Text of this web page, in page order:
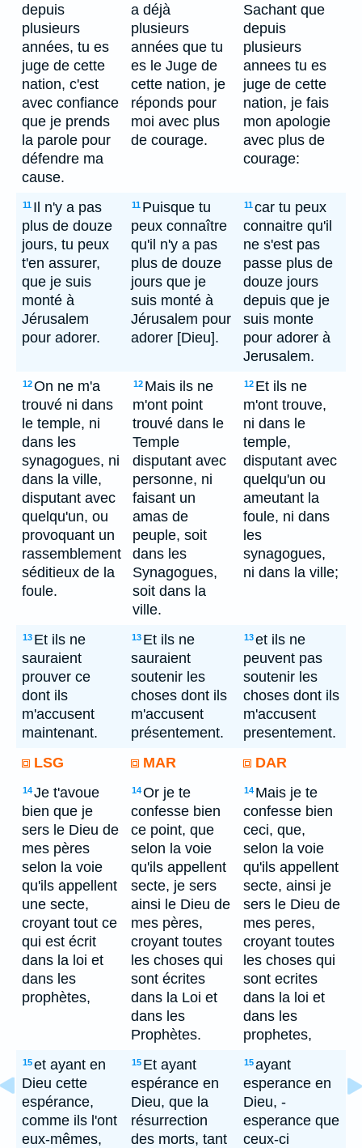
depuis
plusieurs
années, tu es
juge de cette
nation, c'est
avec confiance
que je prends
la parole pour
défendre ma
cause.
a déjà
plusieurs
années que tu
es le Juge de
cette nation, je
réponds pour
moi avec plus
de courage.
Sachant que
depuis
plusieurs
annees tu es
juge de cette
nation, je fais
mon apologie
avec plus de
courage:
11 Il n'y a pas
plus de douze
jours, tu peux
t'en assurer,
que je suis
monté à
Jérusalem
pour adorer.
11 Puisque tu
peux connaître
qu'il n'y a pas
plus de douze
jours que je
suis monté à
Jérusalem pour
adorer [Dieu].
11car tu peux
connaitre qu'il
ne s'est pas
passe plus de
douze jours
depuis que je
suis monte
pour adorer à
Jerusalem.
12On ne m'a
trouvé ni dans
le temple, ni
dans les
synagogues, ni
dans la ville,
disputant avec
quelqu'un, ou
provoquant un
rassemblement
séditieux de la
foule.
12 Mais ils ne
m'ont point
trouvé dans le
Temple
disputant avec
personne, ni
faisant un
amas de
peuple, soit
dans les
Synagogues,
soit dans la
ville.
12 Et ils ne
m'ont trouve,
ni dans le
temple,
disputant avec
quelqu'un ou
ameutant la
foule, ni dans
les
synagogues,
ni dans la ville;
13 Et ils ne
sauraient
prouver ce
dont ils
m'accusent
maintenant.
13 Et ils ne
sauraient
soutenir les
choses dont ils
m'accusent
présentement.
13et ils ne
peuvent pas
soutenir les
choses dont ils
m'accusent
presentement.
LSG
MAR DAR
14Je t'avoue
bien que je
sers le Dieu de
mes pères
selon la voie
qu'ils appellent
une secte,
croyant tout ce
qui est écrit
dans la loi et
dans les
prophètes,
14Or je te
confesse bien
ce point, que
selon la voie
qu'ils appellent
secte, je sers
ainsi le Dieu de
mes pères,
croyant toutes
les choses qui
sont écrites
dans la Loi et
dans les
Prophètes.
14 Mais je te
confesse bien
ceci, que,
selon la voie
qu'ils appellent
secte, ainsi je
sers le Dieu de
mes peres,
croyant toutes
les choses qui
sont ecrites
dans la loi et
dans les
prophetes,
15et ayant en
Dieu cette
espérance,
comme ils l'ont
eux-mêmes,
15 Et ayant
espérance en
Dieu, que la
résurrection
des morts, tant
15ayant
esperance en
Dieu, -
esperance que
ceux-ci